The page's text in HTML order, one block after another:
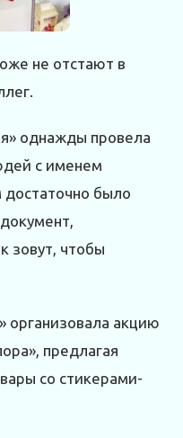
не отстают в
однажды провела
с именем
достаточно было
зовут, чтобы
организовала акцию
предлагая
со стикерами-